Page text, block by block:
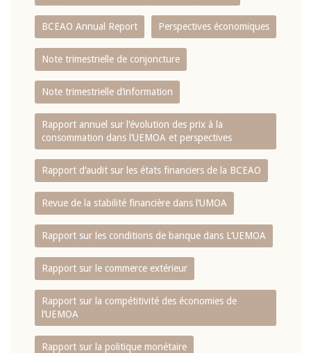
BCEAO Annual Report Perspectives économiques
Note trimestrielle de conjoncture
Note trimestrielle d‘information
Rapport annuel sur l‘évolution des prix à la
consommation dans l‘UEMOA et perspectives
Rapport d‘audit sur les états financiers de la BCEAO
Revue de la stabilité financière dans l‘UMOA
Rapport sur les conditions de banque dans L‘UEMOA
Rapport sur le commerce extérieur
Rapport sur la compétitivité des économies de
l‘UEMOA
Rapport sur la politique monétaire